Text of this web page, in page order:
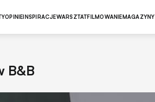
OPINIEINSPIRACJEWARSZTATFILMOWANIEMAGAZYNY
B&B